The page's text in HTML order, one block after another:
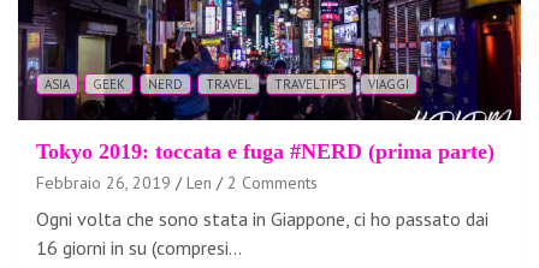
ASIA GEEK NERD TRAVEL TRAVELTIPS VIAGGI
Tokyo 2019: toccata e fuga #NERD (prima parte)
Febbraio 26, 2019 Len 2 Comments
Ogni volta che sono stata in Giappone, ci ho passato dai
16 giorni in su (compresi…